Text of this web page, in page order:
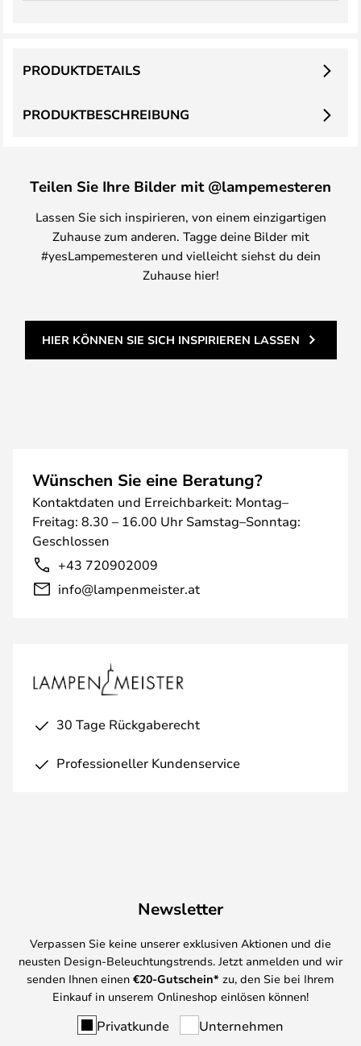
PRODUKTBESCHREIBUNG
PRODUKTDETAILS
Teilen Sie Ihre Bilder mit @lampemesteren
Lassen Sie sich inspirieren, von einem einzigartigen
Zuhause zum anderen. Tagge deine Bilder mit
#yesLampemesteren und vielleicht siehst du dein
Zuhause hier!
HIER KÖNNEN SIE SICH INSPIRIEREN LASSEN
Wünschen Sie eine Beratung?
Kontaktdaten und Erreichbarkeit: Montag–
Freitag: 8.30 – 16.00 Uhr Samstag–Sonntag:
Geschlossen
+43 720902009
info@lampenmeister.at
30 Tage Rückgaberecht
Professioneller Kundenservice
Newsletter
Verpassen Sie keine unserer exklusiven Aktionen und die
neusten Design-Beleuchtungstrends. Jetzt anmelden und wir
senden Ihnen einen €20-Gutschein* zu, den Sie bei Ihrem
Einkauf in unserem Onlineshop einlösen können!
Privatkunde Unternehmen